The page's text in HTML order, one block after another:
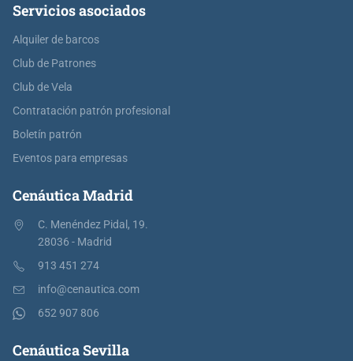
Servicios asociados
Alquiler de barcos
Club de Patrones
Club de Vela
Contratación patrón profesional
Boletín patrón
Eventos para empresas
Cenáutica Madrid
C. Menéndez Pidal, 19.
28036 - Madrid
913 451 274
info@cenautica.com
652 907 806
Cenáutica Sevilla